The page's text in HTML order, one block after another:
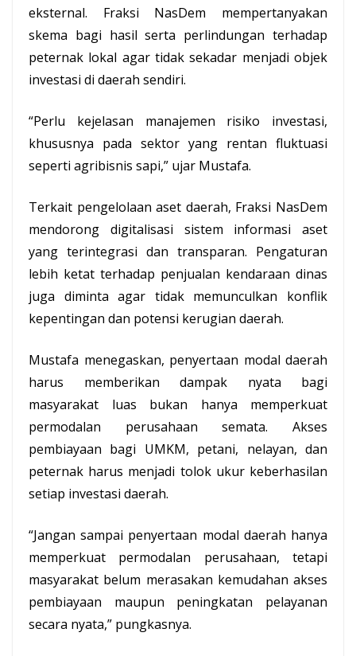
eksternal. Fraksi NasDem mempertanyakan
skema bagi hasil serta perlindungan terhadap
peternak lokal agar tidak sekadar menjadi objek
investasi di daerah sendiri.
“Perlu kejelasan manajemen risiko investasi,
khususnya pada sektor yang rentan fluktuasi
seperti agribisnis sapi,” ujar Mustafa.
Terkait pengelolaan aset daerah, Fraksi NasDem
mendorong digitalisasi sistem informasi aset
yang terintegrasi dan transparan. Pengaturan
lebih ketat terhadap penjualan kendaraan dinas
juga diminta agar tidak memunculkan konflik
kepentingan dan potensi kerugian daerah.
Mustafa menegaskan, penyertaan modal daerah
harus memberikan dampak nyata bagi
masyarakat luas bukan hanya memperkuat
permodalan perusahaan semata. Akses
pembiayaan bagi UMKM, petani, nelayan, dan
peternak harus menjadi tolok ukur keberhasilan
setiap investasi daerah.
“Jangan sampai penyertaan modal daerah hanya
memperkuat permodalan perusahaan, tetapi
masyarakat belum merasakan kemudahan akses
pembiayaan maupun peningkatan pelayanan
secara nyata,” pungkasnya.